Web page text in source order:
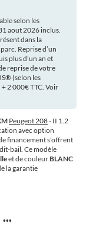
selon les
aout 2026 inclus.
dans la
Reprise d’un
plus d’un an et
reprise de votre
(selon les
2 000€ TTC. Voir
Peugeot 208- II 1.2
avec option
financement s'offrent
bail. Ce modèle
et de couleurBLANC
la garantie